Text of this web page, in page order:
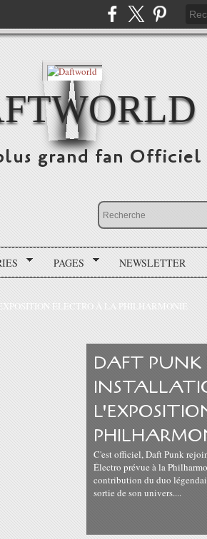
grand fan
PAGES NEWSLETTER
DAFT PUNK
C'est officiel, Daft Punk
Électro prévue à la
contribution du duo
sortie de son univers....